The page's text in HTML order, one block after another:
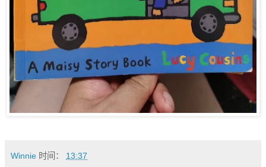
Winnie 时间： 13:37